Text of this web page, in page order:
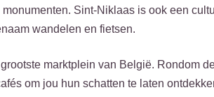
Sint-Niklaas is ook een
wandelen en fietsen.
marktplein van België. Rondom
om jou hun schatten te laten